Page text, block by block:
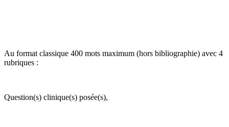
Au format classique 400 mots maximum (hors bibliographie) avec 4
rubriques :
Question(s) clinique(s) posée(s),